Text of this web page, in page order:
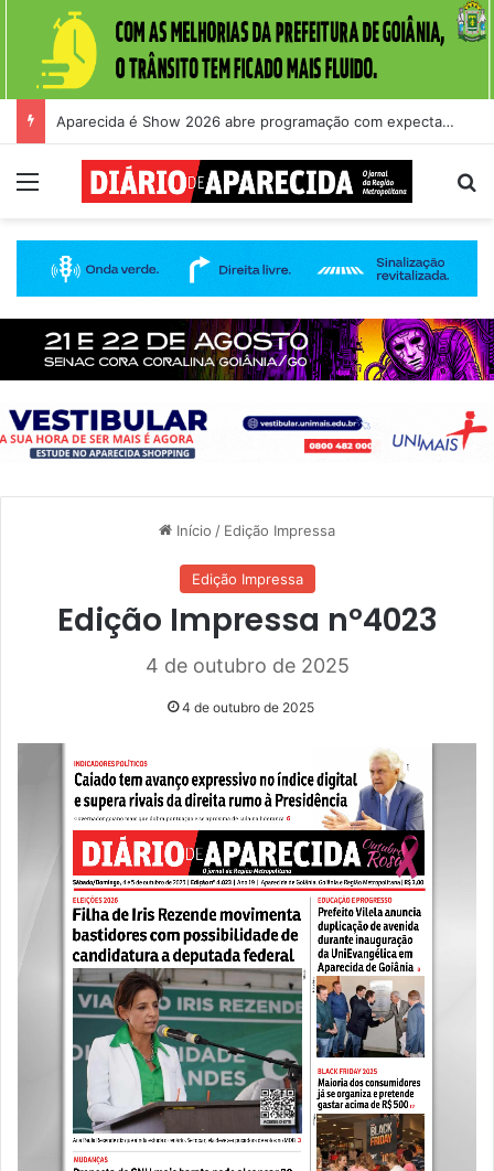
Aparecida é Show 2026 abre programação com expectativa de grande público nesta quinta-feira (6)
Menu
Início / Edição Impressa
Edição Impressa
Edição Impressa nº4023
4 de outubro de 2025
4 de outubro de 2025